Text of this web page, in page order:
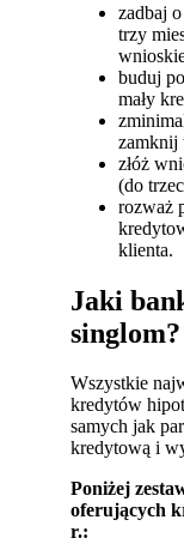
zadbaj
trzy
buduj
mały
zamknij
złóż
(do
rozważ
klienta.
Jaki
singlom?
Wszystkie
kredytów
samych jak
kredytową i
Poniżej
oferujących
r.: